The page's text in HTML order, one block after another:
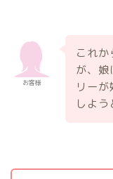
お客様
これ
が、娘
リー
しよう